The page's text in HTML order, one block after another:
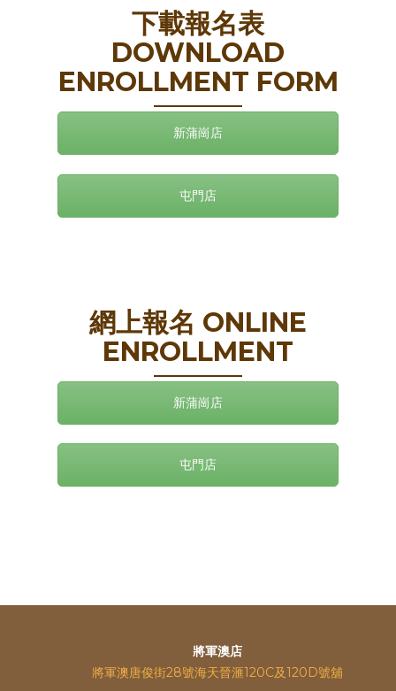
下載報名表
DOWNLOAD
ENROLLMENT FORM
新蒲崗店
屯門店
網上報名 ONLINE
ENROLLMENT
新蒲崗店
屯門店
將軍澳店
將軍澳唐俊街28號海天晉滙120C及120D號舖